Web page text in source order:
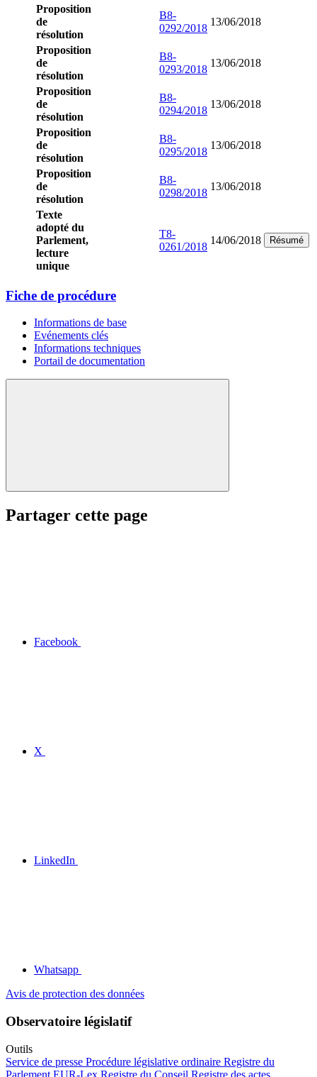
Proposition
de
résolution
B8-
0292/2018
13/06/2018
Proposition
de
résolution
B8-
0293/2018
13/06/2018
Proposition
de
résolution
B8-
0294/2018
13/06/2018
Proposition
de
résolution
B8-
0295/2018
13/06/2018
Proposition
de
résolution
B8-
0298/2018
13/06/2018
Texte
adopté du
Parlement,
lecture
unique
T8-
0261/2018
14/06/2018 Résumé
Fiche de procédure
Informations de base
Evénements clés
Informations techniques
Portail de documentation
Partager cette page
Facebook
X
LinkedIn
Whatsapp
Avis de protection des données
Observatoire législatif
Outils
Service de presse Procédure législative ordinaire Registre du
Parlement EUR-Lex Registre du Conseil Registre des actes